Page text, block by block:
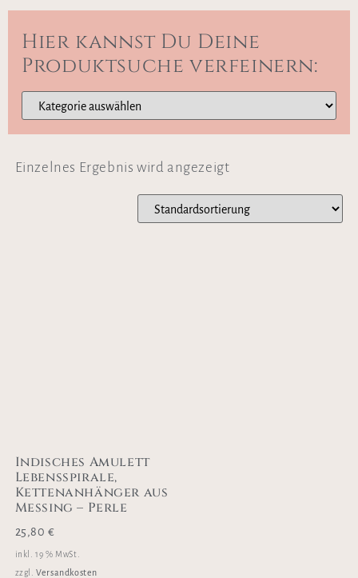
Hier kannst Du Deine
Produktsuche verfeinern:
Einzelnes Ergebnis wird angezeigt
Indisches Amulett
Lebensspirale,
Kettenanhänger aus
Messing – Perle
25,80€
inkl. 19 % MwSt.
zzgl.Versandkosten